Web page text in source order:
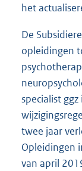
het
De
opleidingen
specialist
twee jaar
Opleidingen
van april